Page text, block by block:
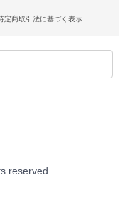
定商取引法に基づく表示
reserved.